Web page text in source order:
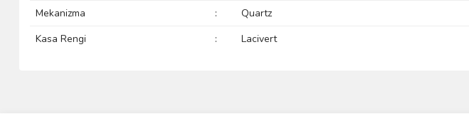
Mekanizma
:
Quartz
Kasa Rengi
: Lacivert